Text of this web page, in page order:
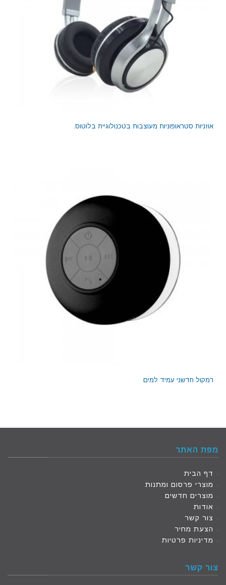
אוזניות סטראופוניות מעוצבות בטכנולוגיית בלוטוס.
רמקול חדשני עמיד למים
מפת האתר
דף הבית
מוצרי פרסום ומתנות
מוצרים חדשים
אודות
צור קשר
הצעת מחיר
מדיניות פרטיות
צור קשר